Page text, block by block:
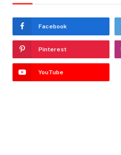
Facebook
Pinterest
YouTube